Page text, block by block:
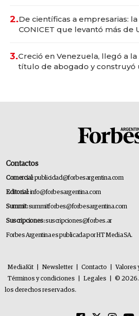
2.De científicas a empresarias:
CONICET que levantó más de
3.Creció en Venezuela, llegó a
título de abogado y construyó
Contactos
Comercial:publicidad@forbesargentina.com
Editorial:info@forbesargentina.com
Summit:summitforbes@forbesargentina.com
Suscripciones:suscripciones@forbes.ar
Forbes Argentina es publicada por HT Media SA.
MediaKit Newsletter Contacto Valores
Términos y condiciones
Legales
© 2026.
los derechos reservados.